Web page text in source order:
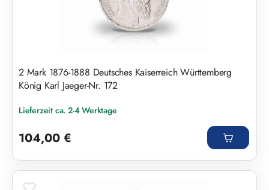
2 Mark 1876-1888 Deutsches Kaiserreich Württemberg
König Karl Jaeger-Nr. 172
Lieferzeit ca. 2-4 Werktage
104,00 €